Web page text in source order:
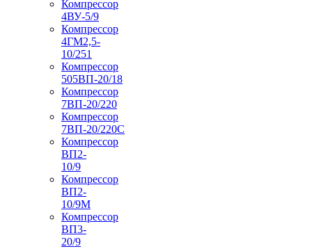
Компрессор
4ВУ-5/9
Компрессор
4ГМ2,5-
10/251
Компрессор
505ВП-20/18
Компрессор
7ВП-20/220
Компрессор
7ВП-20/220С
Компрессор
ВП2-
10/9
Компрессор
ВП2-
10/9М
Компрессор
ВП3-
20/9